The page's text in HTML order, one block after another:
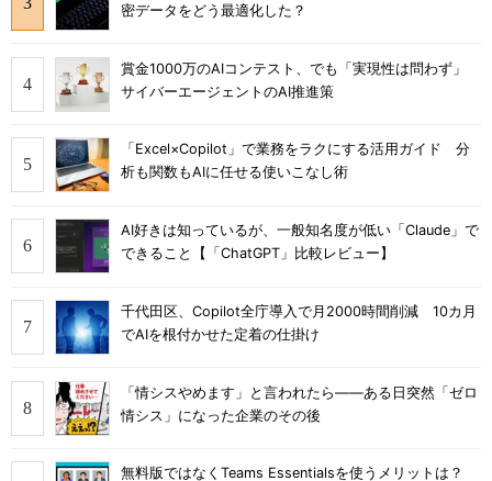
密データをどう最適化した？
賞金1000万のAIコンテスト、でも「実現性は問わず」
サイバーエージェントのAI推進策
「Excel×Copilot」で業務をラクにする活用ガイド 分
析も関数もAIに任せる使いこなし術
AI好きは知っているが、一般知名度が低い「Claude」で
できること【「ChatGPT」比較レビュー】
千代田区、Copilot全庁導入で月2000時間削減 10カ月
でAIを根付かせた定着の仕掛け
「情シスやめます」と言われたら――ある日突然「ゼロ
情シス」になった企業のその後
無料版ではなくTeams Essentialsを使うメリットは？